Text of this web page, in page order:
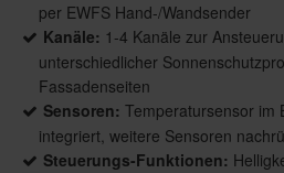
per EWFS Hand-/Wandsender
Kanäle: 1-4 Kanäle zur
unterschiedlicher
Fassadenseiten
Sensoren: Temperatursensor im
integriert, weitere Sensoren
Steuerungs-Funktionen: